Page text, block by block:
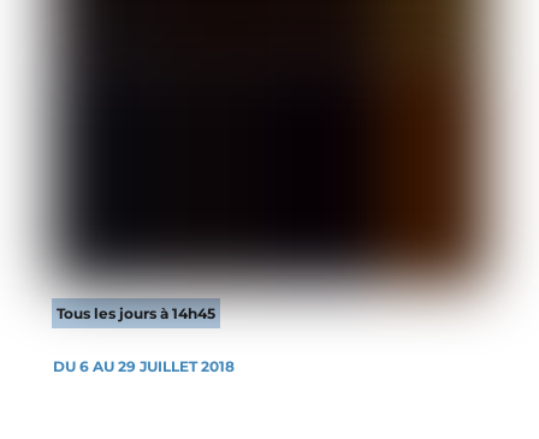
Tous les jours à 14h45
DU 6 AU 29 JUILLET 2018